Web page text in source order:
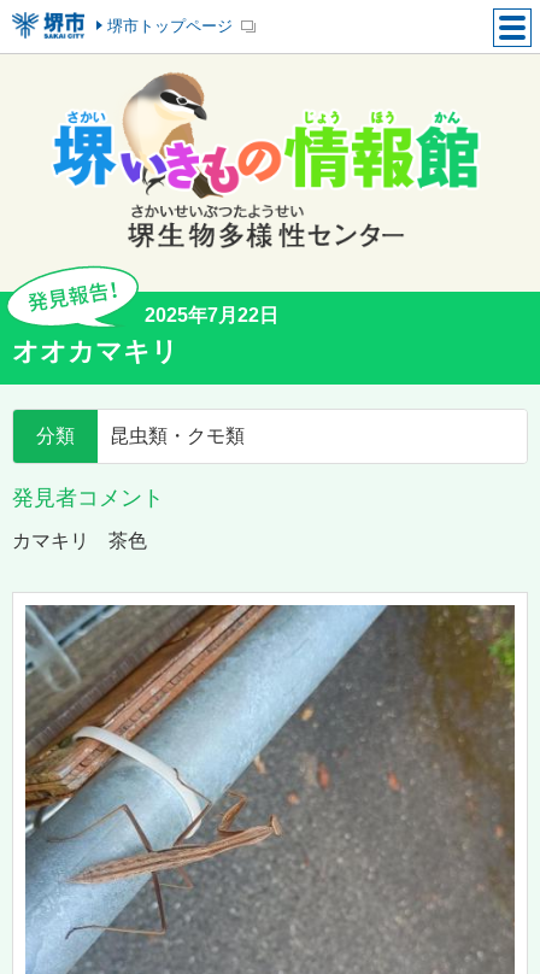
堺市トップページ
2025年7月22日
オオカマキリ
分類 昆虫類・クモ類
発見者コメント
カマキリ 茶色